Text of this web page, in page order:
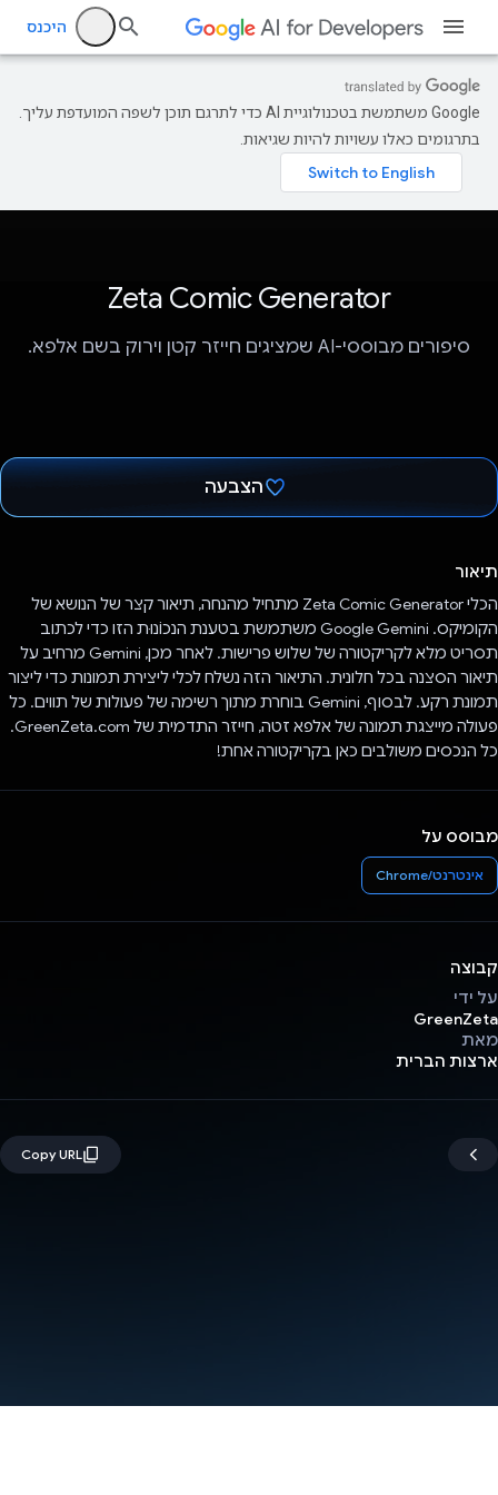
היכנס
‫Google משתמשת בטכנולוגיית AI כדי לתרגם תוכן לשפה המועדפת עליך.
בתרגומים כאלו עשויות להיות שגיאות.
Zeta Comic Generator
סיפורים מבוססי-AI שמציגים חייזר קטן וירוק בשם אלפא.
הצבעה
תיאור
הכלי Zeta Comic Generator מתחיל מהנחה, תיאור קצר של הנושא של
הקומיקס. Google Gemini משתמשת בטענת הנכוֹנוּת הזו כדי לכתוב
תסריט מלא לקריקטורה של שלוש פרישות. לאחר מכן, Gemini מרחיב על
תיאור הסצנה בכל חלונית. התיאור הזה נשלח לכלי ליצירת תמונות כדי ליצור
תמונת רקע. לבסוף, Gemini בוחרת מתוך רשימה של פעולות של תווים. כל
פעולה מייצגת תמונה של אלפא זטה, חייזר התדמית של GreenZeta.com.
כל הנכסים משולבים כאן בקריקטורה אחת!
מבוסס על
אינטרנט/Chrome
קבוצה
על ידי
GreenZeta
מאת
ארצות הברית